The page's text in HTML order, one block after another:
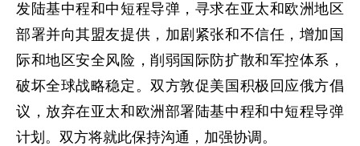
发陆基中程和中短程导弹，寻求在亚太和欧洲地区
部署并向其盟友提供，加剧紧张和不信任，增加国
际和地区安全风险，削弱国际防扩散和军控体系，
破坏全球战略稳定。双方敦促美国积极回应俄方倡
议，放弃在亚太和欧洲部署陆基中程和中短程导弹
计划。双方将就此保持沟通，加强协调。